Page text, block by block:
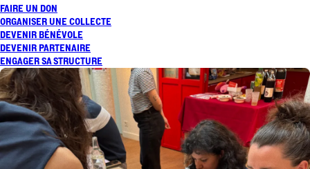
FAIRE UN DON
ORGANISER UNE COLLECTE
DEVENIR BÉNÉVOLE
DEVENIR PARTENAIRE
ENGAGER SA STRUCTURE